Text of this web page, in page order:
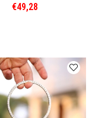
€49,28